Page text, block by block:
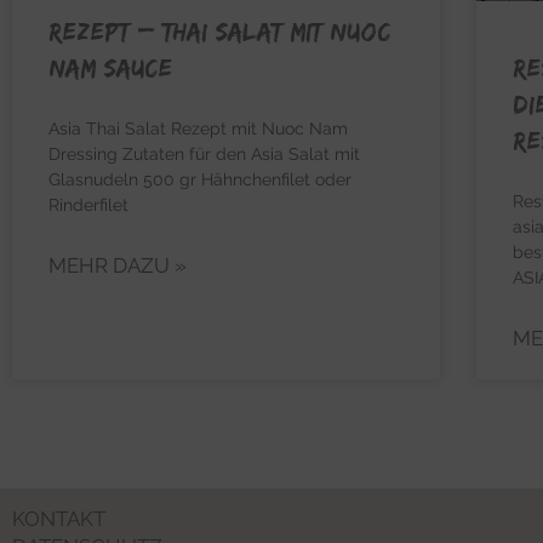
REZEPT – Thai Salat mit Nuoc
Nam Sauce
Asia Thai Salat Rezept mit Nuoc Nam
Dressing Zutaten für den Asia Salat mit
Glasnudeln 500 gr Hähnchenfilet oder
Rinderfilet
MEHR DAZU »
KONTAKT